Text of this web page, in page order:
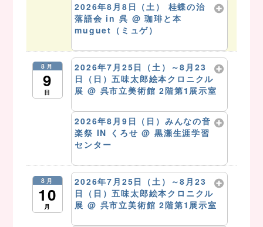
2026年8月8日（土） 桂蝶の治
落語会 in 呉 @ 珈琲と本
muguet（ミュゲ）
8月
9
日
2026年7月25日（土）～8月23
日（日）五味太郎絵本クロニクル
展 @ 呉市立美術館 2階第1展示室
2026年8月9日（日）みんなの音
楽祭 IN くろせ@ 黒瀬生涯学習
センター
8月
10
月
2026年7月25日（土）～8月23
日（日）五味太郎絵本クロニクル
展 @ 呉市立美術館 2階第1展示室